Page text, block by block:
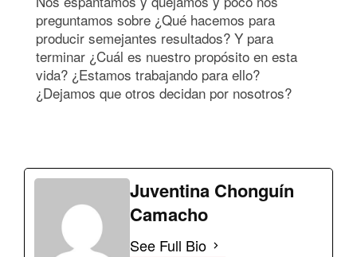
preguntamos sobre ¿Qué hacemos para
producir semejantes resultados? Y para
terminar ¿Cuál es nuestro propósito en esta
vida? ¿Estamos trabajando para ello?
¿Dejamos que otros decidan por nosotros?
Juventina Chonguín
Camacho
See Full Bio